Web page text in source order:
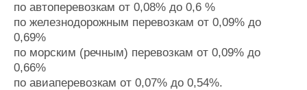
по автоперевозкам от 0,08% до 0,6 %
по железнодорожным перевозкам от 0,09% до
0,69%
по морским (речным) перевозкам от 0,09% до
0,66%
по авиаперевозкам от 0,07% до 0,54%.